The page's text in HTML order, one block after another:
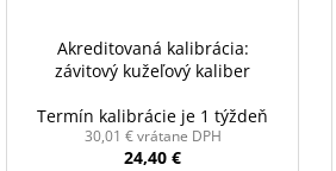
Akreditovaná kalibrácia:
závitový kužeľový kaliber
Termín kalibrácie je 1 týždeň
30,01 € vrátane DPH
24,40 €